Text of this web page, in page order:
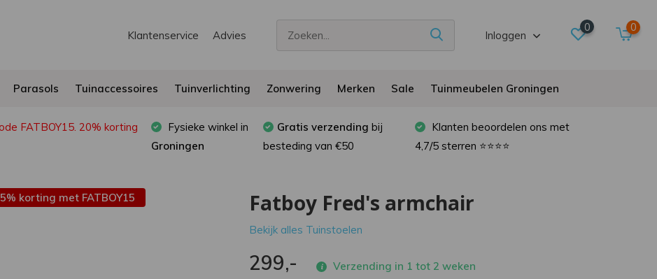
Klantenservice Advies Inloggen
0 0
Parasols Tuinaccessoires Tuinverlichting Zonwering Merken Sale Tuinmeubelen Groningen
FATBOY15. 20% korting
Fysieke winkel in
Groningen
Gratis verzending bij
besteding van €50
Klanten beoordelen ons met
4,7/5 sterren ⭐⭐⭐⭐
korting met FATBOY15
Fatboy Fred's armchair
Bekijk alles Tuinstoelen
299,- Verzending in 1 tot 2 weken